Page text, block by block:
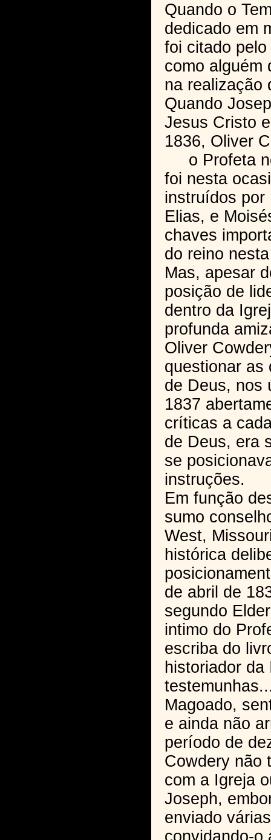
Quando o
dedicado em
foi citado
como alguém
na realização
Quando
Jesus Cristo
1836, Oliver
o Profeta
foi nesta
instruídos por
Elias, e
chaves
do reino
Mas, apesar
posição de
dentro da
profunda
Oliver
questionar as
de Deus, nos
1837
críticas a
de Deus, era
se
instruções.
Em função
sumo
West,
histórica
de abril de
segundo
intimo do
escriba do
historiador
Magoado,
e ainda não
período de
Cowdery não
com a Igreja
Joseph,
enviado
convidando-o